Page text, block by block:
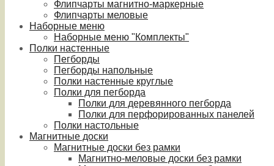
Флипчарты магнитно-маркерные
Флипчарты меловые
Наборные меню
Наборные меню "Комплекты"
Полки настенные
Пегборды
Пегборды напольные
Полки настенные круглые
Полки для пегборда
Полки для деревянного пегборда
Полки для перфорированных панелей
Полки настольные
Магнитные доски
Магнитные доски без рамки
Магнитно-меловые доски без рамки